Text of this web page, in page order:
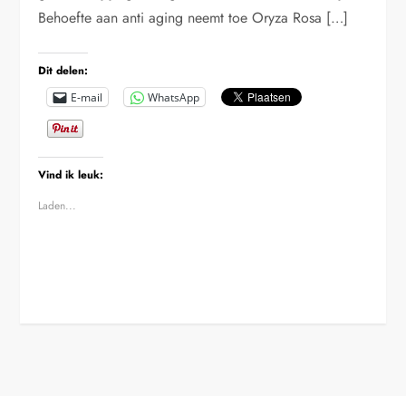
Behoefte aan anti aging neemt toe Oryza Rosa […]
Dit delen:
E-mail WhatsApp
Vind ik leuk:
Laden...